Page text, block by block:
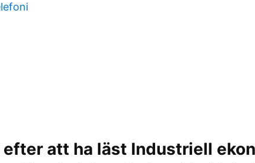
efter att ha läst Industriell